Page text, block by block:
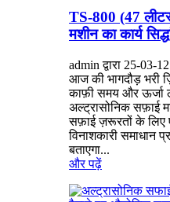
TS-800 (47
मशीन का कार्य
admin द्वारा 25-03-
आज की भागदौड़ भरी
काफ़ी समय और ऊर्जा
अल्ट्रासोनिक सफ़ाई
सफ़ाई ज़रूरतों के
विनाशकारी
बताएगा...
और पढ़ें